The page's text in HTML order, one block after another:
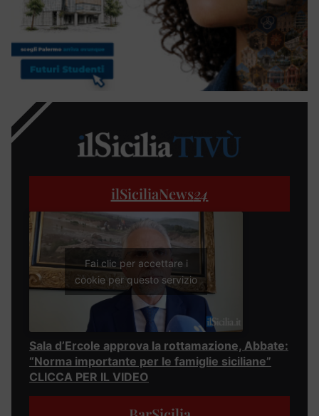
ilSiciliaNews24
Fai clic per accettare i
cookie per questo servizio
Sala d’Ercole approva la rottamazione, Abbate:
“Norma importante per le famiglie siciliane”
CLICCA PER IL VIDEO